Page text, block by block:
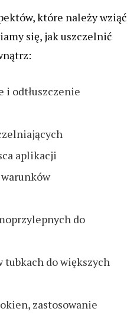
które należy wziąć
się, jak uszczelnić
i odtłuszczenie
aplikacji
do
tubkach do większych
zastosowanie